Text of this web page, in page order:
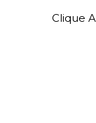
Clique